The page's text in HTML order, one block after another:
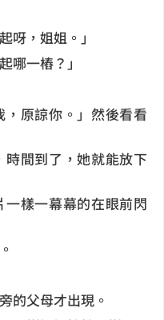
，姐姐。」
一樁？」
原諒你。」然後看看
間到了，她就能放下
樣一幕幕的在眼前閃
父母才出現。